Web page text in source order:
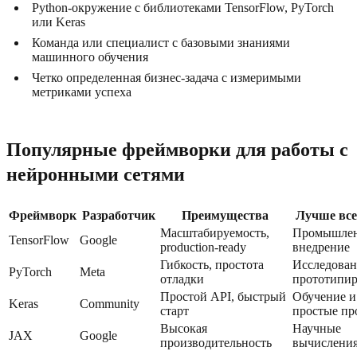
Python-окружение с библиотеками TensorFlow, PyTorch
или Keras
Команда или специалист с базовыми знаниями
машинного обучения
Четко определенная бизнес-задача с измеримыми
метриками успеха
Популярные фреймворки для работы с
нейронными сетями
Фреймворк Разработчик Преимущества
Лучше
TensorFlow
Google
Масштабируемость,
production-ready
внедрение
PyTorch
Meta
Гибкость, простота
отладки
Keras
Community
Простой API, быстрый
старт
Обучение и
простые
JAX
Google
Высокая
производительность
Научные